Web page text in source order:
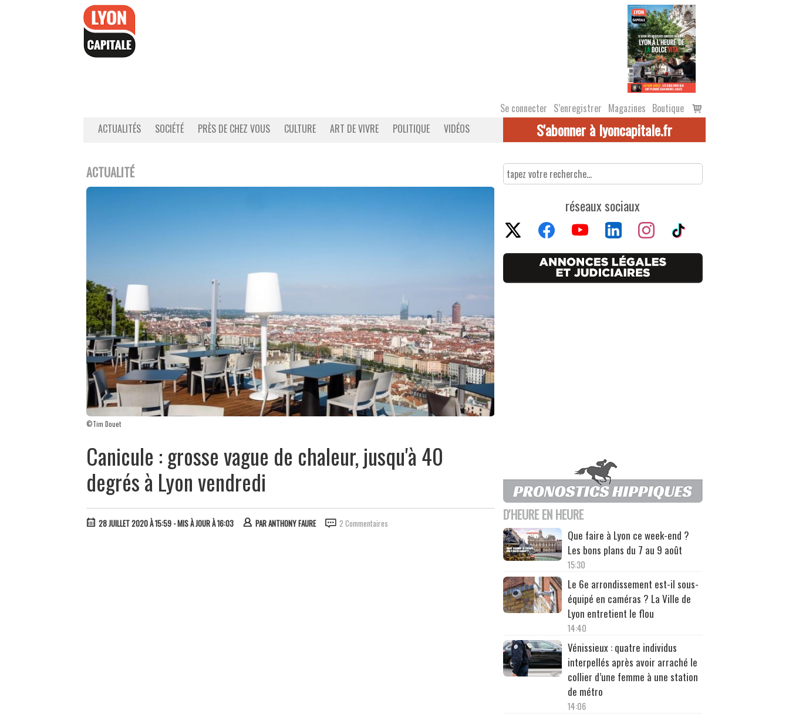
Se connecter S’enregistrer Magazines Boutique
Voir
le
ACTUALITÉS SOCIÉTÉ PRÈS DE CHEZ VOUS CULTURE ART DE VIVRE POLITIQUE VIDÉOS S'abonner à lyoncapitale.fr
ACTUALITÉ
©Tim Douet
Canicule : grosse vague de chaleur, jusqu'à 40
degrés à Lyon vendredi
28 JUILLET 2020 À 15:59 - MIS À JOUR À 16:03 PARANTHONY FAURE 2 Commentaires
réseaux sociaux
D'HEURE EN HEURE
Que faire à Lyon ce week-end ?
Les bons plans du 7 au 9 août
15:30
Le 6e arrondissement est-il sous-
équipé en caméras ? La Ville de
Lyon entretient le flou
14:40
Vénissieux : quatre individus
interpellés après avoir arraché le
collier d’une femme à une station
de métro
14:06